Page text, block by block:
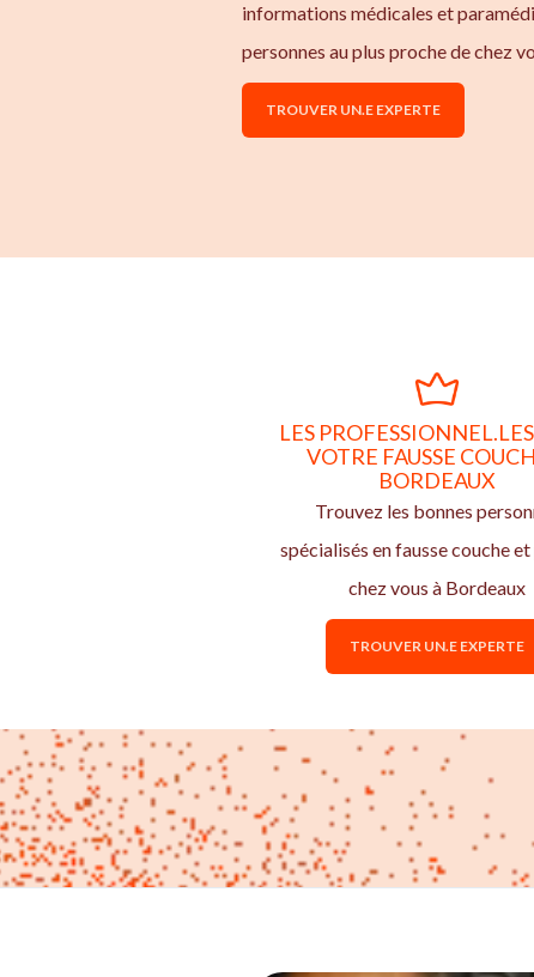
informations médicales et
personnes au plus proche de chez
TROUVER UN.E EXPERTE
LES
VOTRE FAUSSE
BORDEAUX
Trouvez les bonnes
spécialisés en fausse couche
chez vous à Bordeaux
TROUVER UN.E EXPERTE